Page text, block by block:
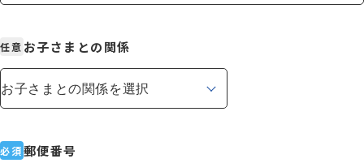
お気軽にお問い合わせください！
任意 お子さまとの関係
必須郵便番号